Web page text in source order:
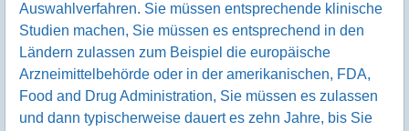
Auswahlverfahren. Sie müssen entsprechende klinische
Studien machen, Sie müssen es entsprechend in den
Ländern zulassen zum Beispiel die europäische
Arzneimittelbehörde oder in der amerikanischen, FDA,
Food and Drug Administration, Sie müssen es zulassen
und dann typischerweise dauert es zehn Jahre, bis Sie